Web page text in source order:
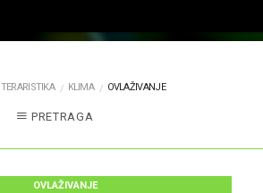
TERARISTIKA / KLIMA / OVLAŽIVANJE
PRETRAGA
OVLAŽIVANJE